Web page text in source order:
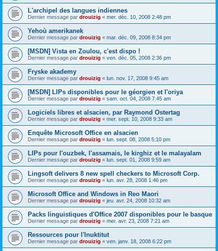
L'archipel des langues indiennes
Dernier message par drouizig « mer. déc. 10, 2008 2:48 pm
Yehoù amerikanek
Dernier message par drouizig « mar. déc. 09, 2008 8:34 pm
[MSDN] Vista en Zoulou, c'est dispo !
Dernier message par drouizig « ven. déc. 05, 2008 2:36 pm
Fryske akademy
Dernier message par drouizig « lun. nov. 17, 2008 9:45 am
[MSDN] LIPs disponibles pour le géorgien et l'oriya
Dernier message par drouizig « sam. oct. 04, 2008 7:45 am
Logiciels libres et alsacien, par Raymond Ostertag
Dernier message par drouizig « mer. sept. 10, 2008 9:33 am
Enquête Microsoft Office en alsacien
Dernier message par drouizig « lun. sept. 08, 2008 5:10 pm
LIPs pour l'ouzbek, l'assamais, le kirghiz et le malayalam
Dernier message par drouizig « lun. sept. 01, 2008 9:59 am
Lingsoft delivers 8 new spell checkers to Microsoft Corp.
Dernier message par drouizig « lun. avr. 28, 2008 1:46 pm
Microsoft Office and Windows in Reo Maori
Dernier message par drouizig « jeu. avr. 24, 2008 10:32 am
Packs linguistiques d'Office 2007 disponibles pour le basque
Dernier message par drouizig « mer. avr. 23, 2008 7:21 am
Ressources pour l'Inuktitut
Dernier message par drouizig « ven. janv. 18, 2008 6:22 pm